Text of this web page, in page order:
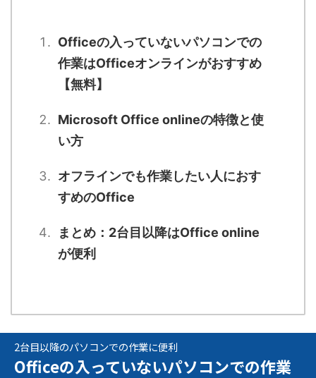
Officeの入っていないパソコンでの
作業はOfficeオンラインがおすすめ
【無料】
Microsoft Office onlineの特徴と使
い方
オフラインでも作業したい人におす
すめのOffice
まとめ：2台目以降はOffice online
が便利
2台目以降のパソコンでの作業に便利
Officeの入っていないパソコンでの作業